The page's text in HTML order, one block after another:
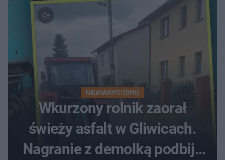
NIEWIARYGODNE!
Wkurzony rolnik zaorał
świeży asfalt w Gliwicach.
Nagranie z demolką podbija